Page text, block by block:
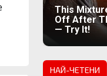
This
Off After
— Try It!
НАЙ-ЧЕТЕНИ